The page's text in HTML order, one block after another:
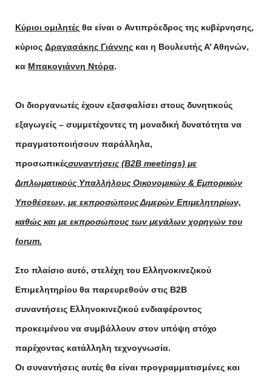
Κύριοι ομιλητές θα είναι ο Αντιπρόεδρος της κυβέρνησης,
κύριος Δραγασάκης Γιάννης και η Βουλευτής Α’ Αθηνών,
κα Μπακογιάννη Ντόρα.
Οι διοργανωτές έχουν εξασφαλίσει στους δυνητικούς
εξαγωγείς – συμμετέχοντες τη μοναδική δυνατότητα να
πραγματοποιήσουν παράλληλα,
προσωπικέςσυναντήσεις (B2B meetings) με
Διπλωματικούς Υπαλλήλους Οικονομικών & Εμπορικών
Υποθέσεων, με εκπροσώπους Διμερών Eπιμελητηρίων,
καθώς και με εκπροσώπους των μεγάλων χορηγών του
forum.
Στο πλαίσιο αυτό, στελέχη του Ελληνοκινεζικού
Επιμελητηρίου θα παρευρεθούν στις Β2Β
συναντήσεις Ελληνοκινεζικού ενδιαφέροντος
προκειμένου να συμβάλλουν στον υπόψη στόχο
παρέχοντας κατάλληλη τεχνογνωσία.
Οι συναντήσεις αυτές θα είναι προγραμματισμένες και